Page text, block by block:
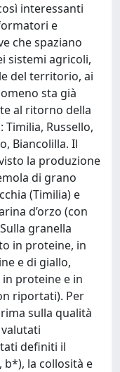
interessanti
e
che spaziano
sistemi agricoli,
del territorio, ai
sta già
al ritorno della
Russello,
Biancolilla. Il
la produzione
di grano
(Timilia) e
d’orzo (con
granella
in proteine, in
e di giallo,
proteine e in
riportati). Per
sulla qualità
definiti il
la collosità e